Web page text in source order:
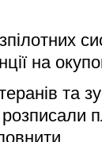
на
та
розписали